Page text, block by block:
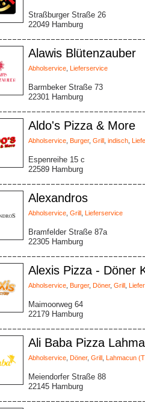
Straßburger Straße 26
22049 Hamburg
Alawis Blütenzauber
Abholservice Lieferservice
Barmbeker Straße 73
22301 Hamburg
Aldo's Pizza & More
Abholservice Burger, Grill indisch
Espenreihe 15 c
22589 Hamburg
Alexandros
Abholservice Grill Lieferservice
Bramfelder Straße 87a
22305 Hamburg
Alexis Pizza - Döner
Abholservice Burger, Döner, Grill
Maimoorweg 64
22179 Hamburg
Ali Baba Pizza
Abholservice Döner, Grill Lahmacun
Meiendorfer Straße 88
22145 Hamburg